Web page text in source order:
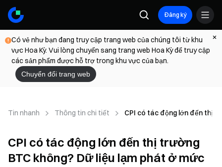
Đăng ký
Có vẻ như bạn đang truy cập trang web của chúng tôi từ khu
vực Hoa Kỳ. Vui lòng chuyển sang trang web Hoa Kỳ để truy cập
các sản phẩm được hỗ trợ trong khu vực của bạn.
Chuyển đổi trang web
Tin nhanh Thông tin chi tiết CPI có tác động lớn đến thị
CPI có tác động lớn đến thị trường
BTC không? Dữ liệu lạm phát ở mức